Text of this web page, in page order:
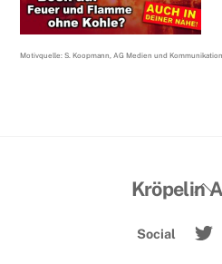
Motivquelle: S. Koopmann, AG Medien und Kommunikation
Top
Kröpelin
Social